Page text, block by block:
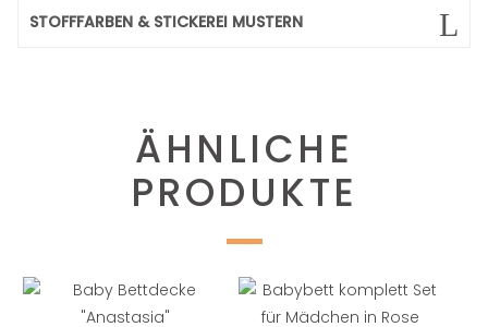
STOFFFARBEN & STICKEREI MUSTERN
ÄHNLICHE
PRODUKTE